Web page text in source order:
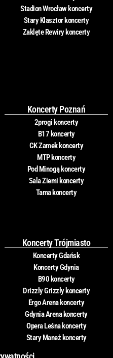
Stadion Wrocław koncerty
Stary Klasztor koncerty
Zaklęte Rewiry koncerty
Koncerty Poznań
2progi koncerty
B17 koncerty
CK Zamek koncerty
MTP koncerty
Pod Minogą koncerty
Sala Ziemi koncerty
Tama koncerty
Koncerty Trójmiasto
Koncerty Gdańsk
Koncerty Gdynia
B90 koncerty
Drizzly Grizzly koncerty
Ergo Arena koncerty
Gdynia Arena koncerty
Opera Leśna koncerty
Stary Maneż koncerty